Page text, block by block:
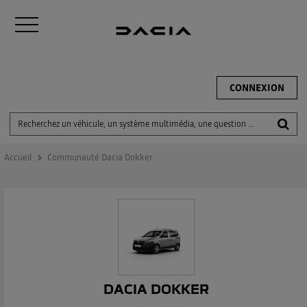
CONNEXION
Accueil Communauté Dacia Dokker
DACIA DOKKER